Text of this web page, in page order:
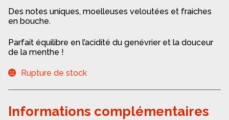
Des notes uniques, moelleuses veloutées et fraiches
en bouche.
Parfait équilibre en l’acidité du genévrier et la douceur
de la menthe !
Rupture de stock
Informations complémentaires